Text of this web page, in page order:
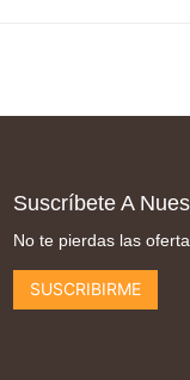
Suscríbete A
No te pierdas las
SUSCRIBIRME